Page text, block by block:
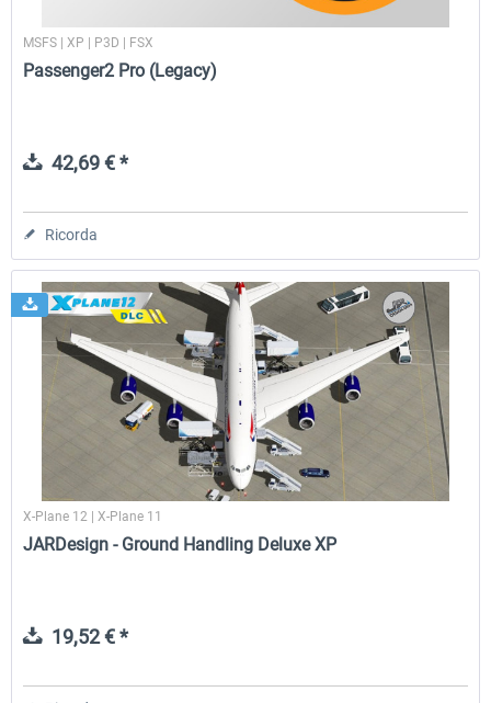
MSFS | XP | P3D | FSX
Passenger2 Pro (Legacy)
42,69 € *
Ricorda
X-Plane 12 | X-Plane 11
JARDesign - Ground Handling Deluxe XP
19,52 € *